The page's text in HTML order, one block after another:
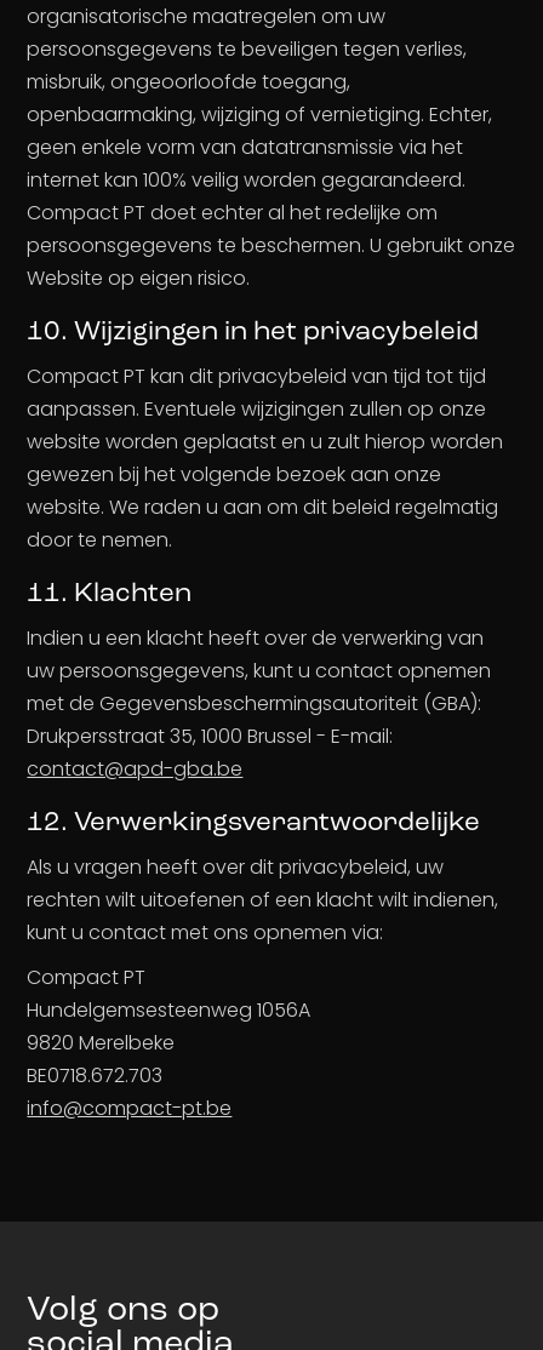
organisatorische maatregelen om uw
persoonsgegevens te beveiligen tegen verlies,
misbruik, ongeoorloofde toegang,
openbaarmaking, wijziging of vernietiging. Echter,
geen enkele vorm van datatransmissie via het
internet kan 100% veilig worden gegarandeerd.
Compact PT doet echter al het redelijke om
persoonsgegevens te beschermen. U gebruikt onze
Website op eigen risico.
10. Wijzigingen in het privacybeleid
Compact PT kan dit privacybeleid van tijd tot tijd
aanpassen. Eventuele wijzigingen zullen op onze
website worden geplaatst en u zult hierop worden
gewezen bij het volgende bezoek aan onze
website. We raden u aan om dit beleid regelmatig
door te nemen.
11. Klachten
Indien u een klacht heeft over de verwerking van
uw persoonsgegevens, kunt u contact opnemen
met de Gegevensbeschermingsautoriteit (GBA):
Drukpersstraat 35, 1000 Brussel - E-mail:
contact@apd-gba.be
12. Verwerkingsverantwoordelijke
Als u vragen heeft over dit privacybeleid, uw
rechten wilt uitoefenen of een klacht wilt indienen,
kunt u contact met ons opnemen via:
Compact PT
Hundelgemsesteenweg 1056A
9820 Merelbeke
BE0718.672.703
info@compact-pt.be
Volg ons op